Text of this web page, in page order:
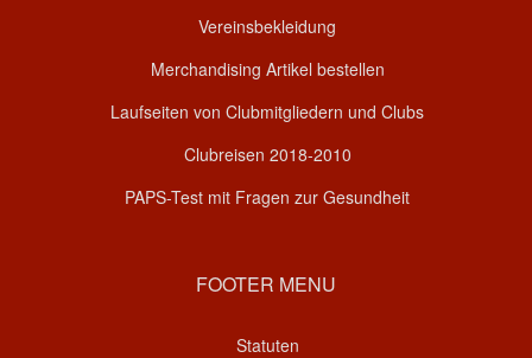
Vereinsbekleidung
Merchandising Artikel bestellen
Laufseiten von Clubmitgliedern und Clubs
Clubreisen 2018-2010
PAPS-Test mit Fragen zur Gesundheit
FOOTER MENU
Statuten